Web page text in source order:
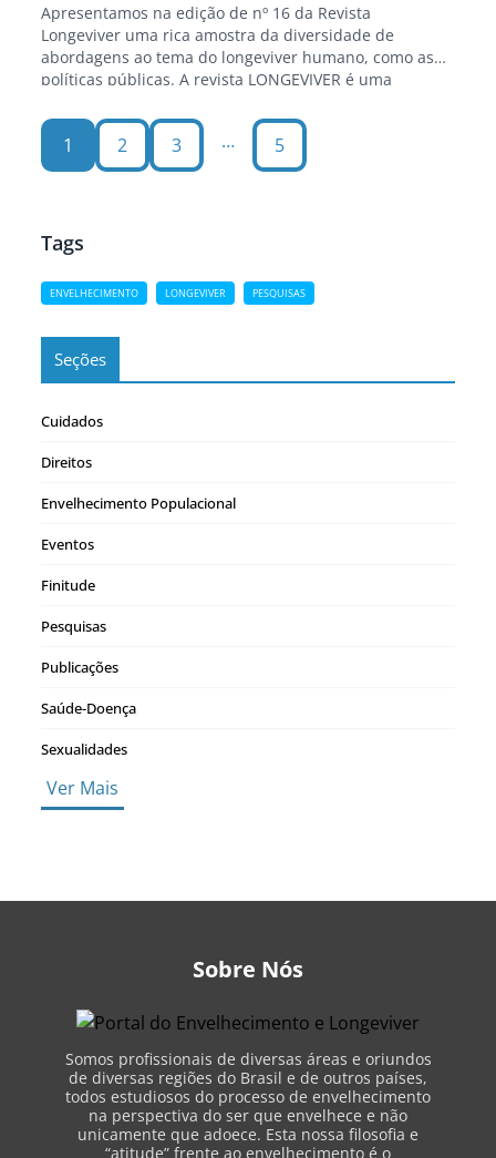
Apresentamos na edição de nº 16 da Revista
Longeviver uma rica amostra da diversidade de
abordagens ao tema do longeviver humano, como as
políticas públicas. A revista LONGEVIVER é uma
desde agosto de 2010. É uma revista virtual, gratuita e
de acesso aberto, que aborda assuntos ligados à
velhice,…
1 2 3 … 5
Tags
ENVELHECIMENTO LONGEVIVER PESQUISAS
Seções
Cuidados
Direitos
Envelhecimento Populacional
Eventos
Finitude
Pesquisas
Publicações
Saúde-Doença
Sexualidades
Ver Mais
Sobre Nós
Somos profissionais de diversas áreas e oriundos
de diversas regiões do Brasil e de outros países,
todos estudiosos do processo de envelhecimento
na perspectiva do ser que envelhece e não
unicamente que adoece. Esta nossa filosofia e
“atitude” frente ao envelhecimento é o